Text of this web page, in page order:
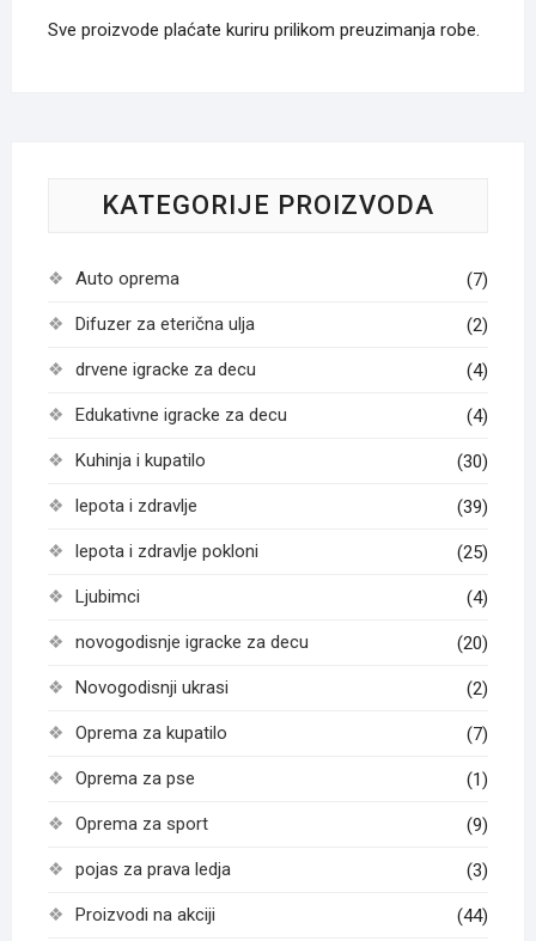
Sve proizvode plaćate kuriru prilikom preuzimanja robe.
KATEGORIJE PROIZVODA
Auto oprema (7)
Difuzer za eterična ulja (2)
drvene igracke za decu (4)
Edukativne igracke za decu (4)
Kuhinja i kupatilo (30)
lepota i zdravlje (39)
lepota i zdravlje pokloni (25)
Ljubimci (4)
novogodisnje igracke za decu (20)
Novogodisnji ukrasi (2)
Oprema za kupatilo (7)
Oprema za pse (1)
Oprema za sport (9)
pojas za prava ledja (3)
Proizvodi na akciji (44)